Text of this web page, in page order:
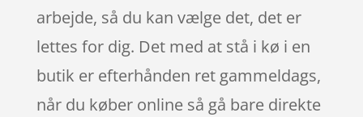
arbejde, så du kan vælge det, det er
lettes for dig. Det med at stå i kø i en
butik er efterhånden ret gammeldags,
når du køber online så gå bare direkte